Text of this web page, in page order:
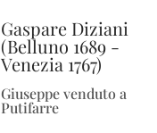
Gaspare Diziani
(Belluno 1689 -
Venezia 1767)
Giuseppe venduto a
Putifarre